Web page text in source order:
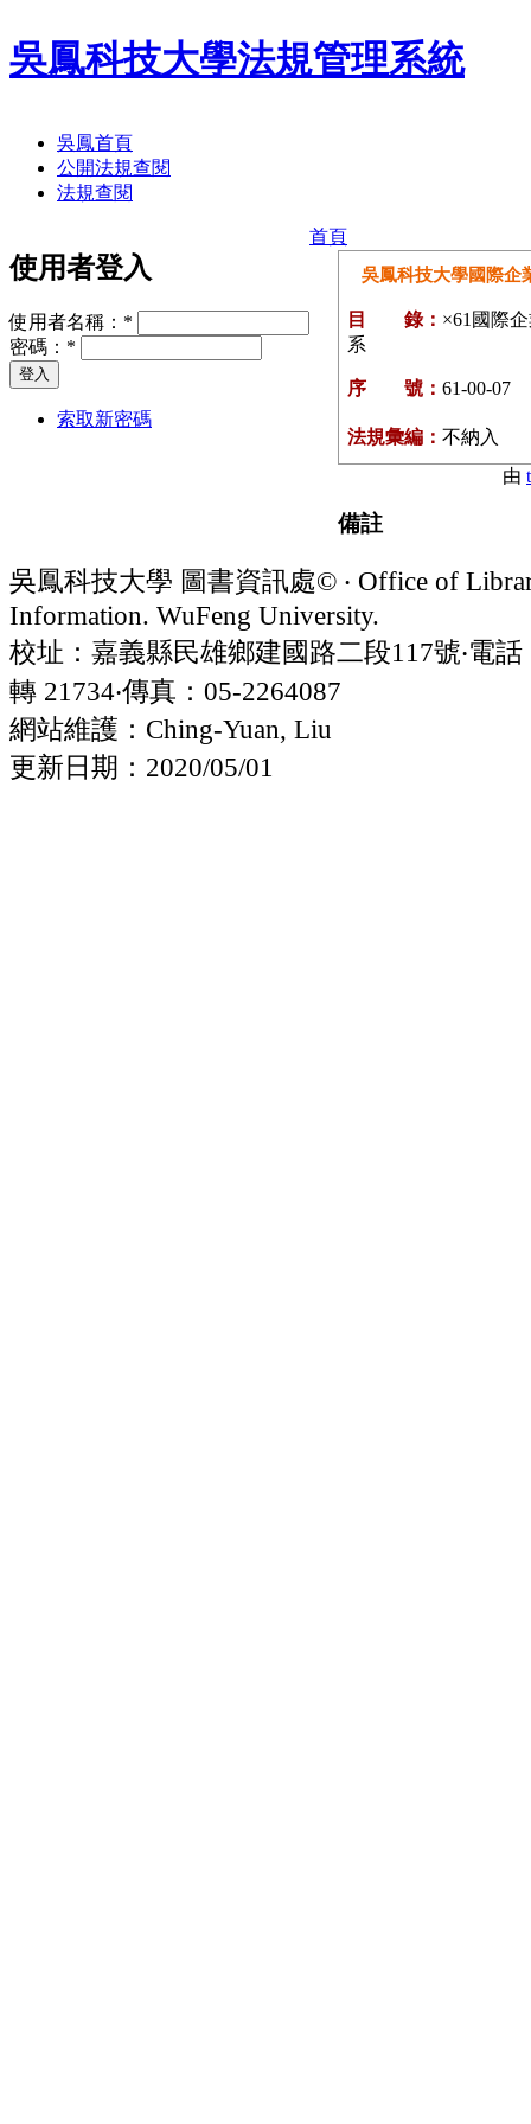
吳鳳科技大學法規管理系統
吳鳳首頁
公開法規查閱
法規查閱
使用者登入
使用者名稱： *
密碼： *
索取新密碼
首頁
吳鳳科技大學國際企
目 錄： ×61國際
系
序 號： 61-00-07
法規彙編： 不納入
由
備註
吳鳳科技大學 圖書資訊處© ‧ Office of
Information. WuFeng University.
校址：嘉義縣民雄鄉建國路二段117號‧電話
轉 21734‧傳真：05-2264087
網站維護：Ching-Yuan, Liu
更新日期：2020/05/01